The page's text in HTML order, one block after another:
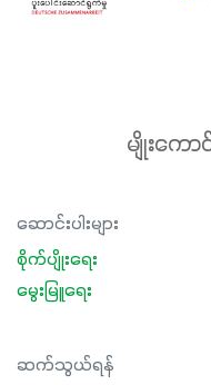
မျိုးကော
ဆောင်းပါးများ
စိုက်ပျိုးရေး
မွေးမြူရေး
ဆက်သွယ်ရန်